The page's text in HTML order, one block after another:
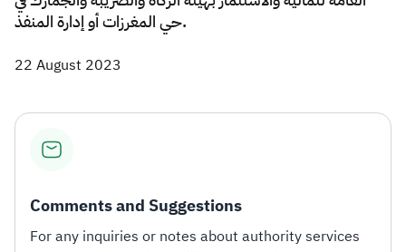
حي المغرزات أو إدارة المنفذ.​​
22 August 2023
Comments and Suggestions
For any inquiries or notes about authority services